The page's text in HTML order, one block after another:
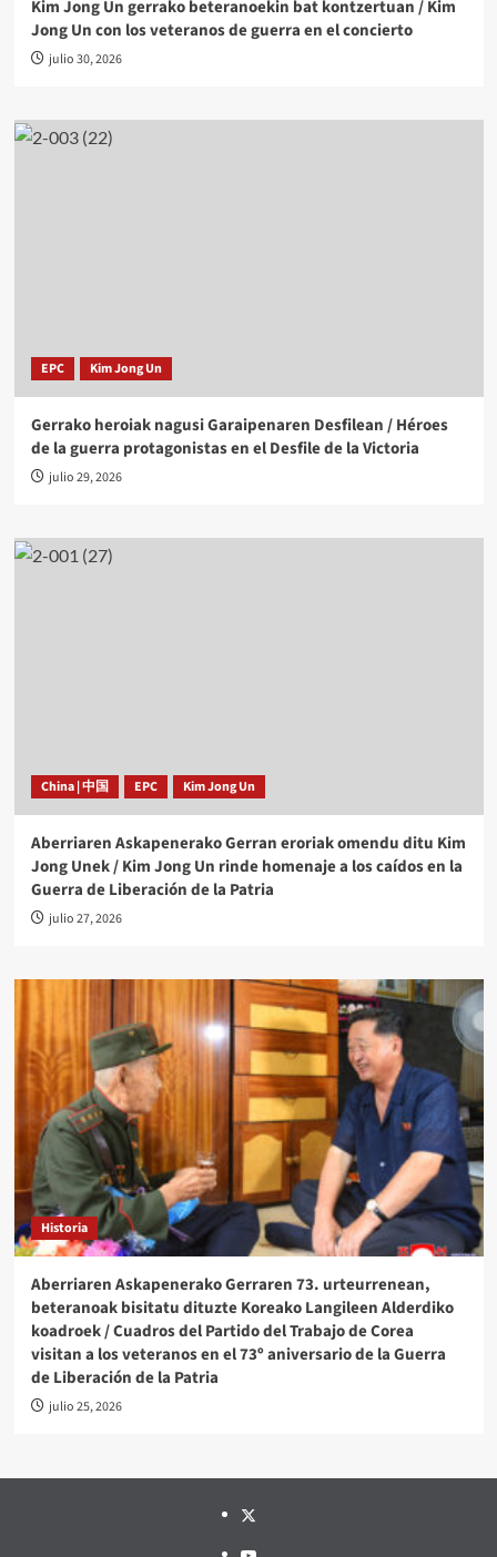
Kim Jong Un gerrako beteranoekin bat kontzertuan / Kim
Jong Un con los veteranos de guerra en el concierto
julio 30, 2026
EPC Kim Jong Un
Gerrako heroiak nagusi Garaipenaren Desfilean / Héroes
de la guerra protagonistas en el Desfile de la Victoria
julio 29, 2026
China | 中国 EPC Kim Jong Un
Aberriaren Askapenerako Gerran eroriak omendu ditu Kim
Jong Unek / Kim Jong Un rinde homenaje a los caídos en la
Guerra de Liberación de la Patria
julio 27, 2026
Historia
Aberriaren Askapenerako Gerraren 73. urteurrenean,
beteranoak bisitatu dituzte Koreako Langileen Alderdiko
koadroek / Cuadros del Partido del Trabajo de Corea
visitan a los veteranos en el 73º aniversario de la Guerra
de Liberación de la Patria
julio 25, 2026
Twitter
YouTube